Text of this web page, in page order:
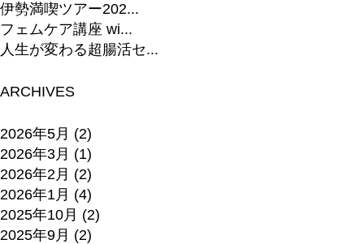
伊勢満喫ツアー202...
フェムケア講座 wi...
人生が変わる超腸活セ...
ARCHIVES
2026年5月 (2)
2026年3月 (1)
2026年2月 (2)
2026年1月 (4)
2025年10月 (2)
2025年9月 (2)